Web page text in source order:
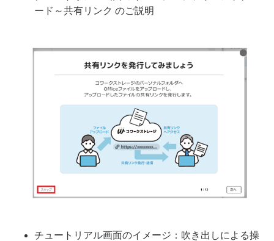
ード～共有リンク のご説明
チュートリアル画面のイメージ：吹き出しによる操